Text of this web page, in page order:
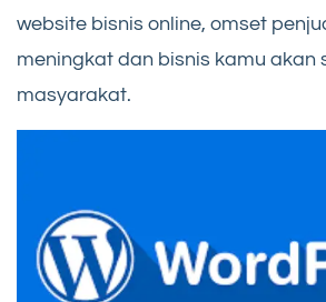
website bisnis online, omset
meningkat dan bisnis kamu akan
masyarakat.